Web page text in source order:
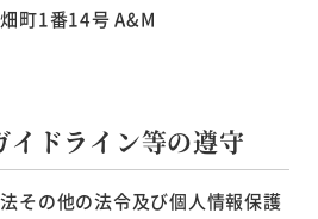
町1番14号 A&M
イドライン等の遵守
その他の法令及び個人情報保護